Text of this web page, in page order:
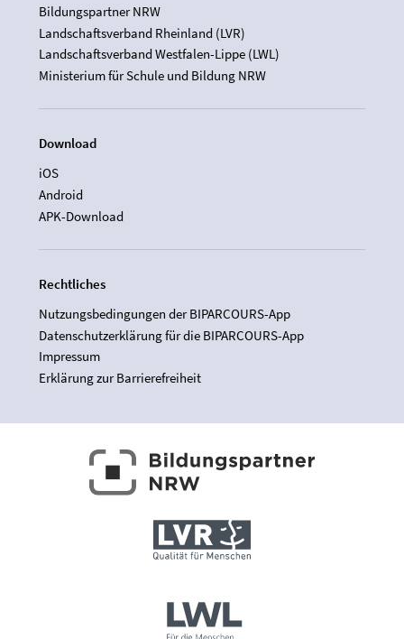
Bildungspartner NRW
Landschaftsverband Rheinland (LVR)
Landschaftsverband Westfalen-Lippe (LWL)
Ministerium für Schule und Bildung NRW
Download
iOS
Android
APK-Download
Rechtliches
Nutzungsbedingungen der BIPARCOURS-App
Datenschutzerklärung für die BIPARCOURS-App
Impressum
Erklärung zur Barrierefreiheit